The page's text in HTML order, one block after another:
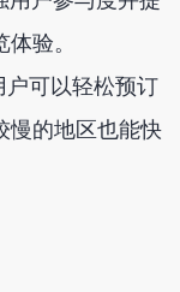
验。
户可以轻松预订
慢的地区也能快